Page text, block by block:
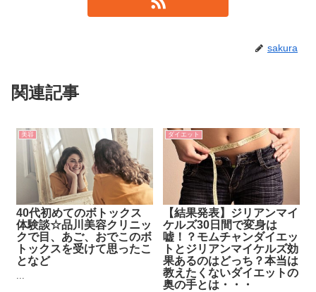
sakura
関連記事
美容
40代初めてのボトックス
体験談☆品川美容クリニッ
クで目、あご、おでこのボ
トックスを受けて思ったこ
となど
...
ダイエット
【結果発表】ジリアンマイ
ケルズ30日間で変身は
嘘！？モムチャンダイエッ
トとジリアンマイケルズ効
果あるのはどっち？本当は
教えたくないダイエットの
奥の手とは・・・